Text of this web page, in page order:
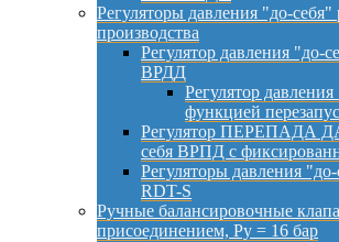
Регуляторы давления "до-себя"
производства
Регулятор давления "до-
ВРДД
Регулятор
функцией
Регулятор ПЕРЕПАДА
себя ВРПД с
Регуляторы давления
RDT-S
Ручные балансировочные
присоединением, Py = 16 бар